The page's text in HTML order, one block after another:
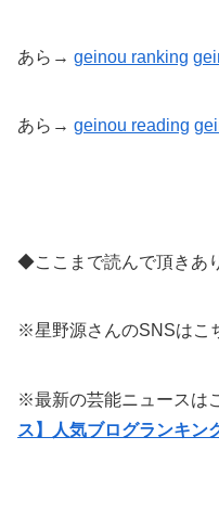
あら→ geinou ranking
あら→ geinou reading
◆ここまで読んで頂きあ
※星野源さんのSNSはこ
※最新の芸能ニュースは
ス】人気ブログランキン